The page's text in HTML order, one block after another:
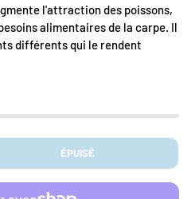
l'attraction des poissons,
alimentaires de la carpe. Il
différents qui le rendent
LA QUANTITÉÉPUISÉ